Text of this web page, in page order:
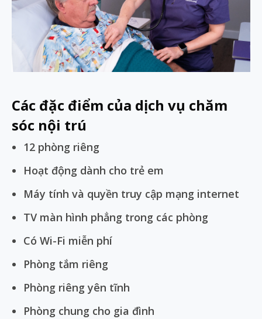
Các đặc điểm của dịch vụ chăm
sóc nội trú
12 phòng riêng
Hoạt động dành cho trẻ em
Máy tính và quyền truy cập mạng internet
TV màn hình phẳng trong các phòng
Có Wi-Fi miễn phí
Phòng tắm riêng
Phòng riêng yên tĩnh
Phòng chung cho gia đình